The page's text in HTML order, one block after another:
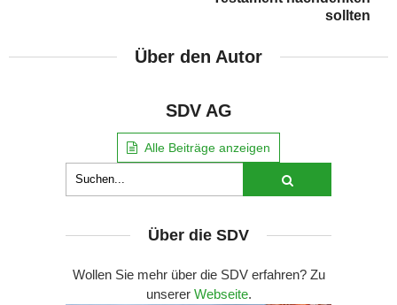
sollten
Über den Autor
SDV AG
Alle Beiträge anzeigen
Über die SDV
Wollen Sie mehr über die SDV erfahren? Zu
unserer Webseite.